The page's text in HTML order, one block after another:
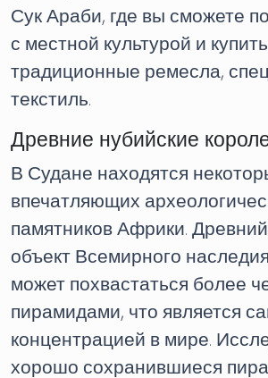
Сук Араби, где вы сможете
с местной культурой и купить
традиционные ремесла,
текстиль.
Древние нубийские
В Судане находятся
впечатляющих
памятников Африки.
объект Всемирного
может похвастаться более
пирамидами, что является
концентрацией в мире.
хорошо сохранившиеся